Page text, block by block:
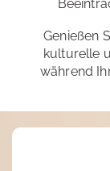
Genießen
kulturelle
während